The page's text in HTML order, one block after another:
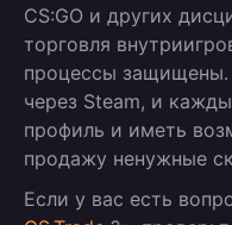
CS:GO и других
торговля
процессы защищены.
через Steam, и
профиль и иметь
продажу ненужные
Если у вас есть